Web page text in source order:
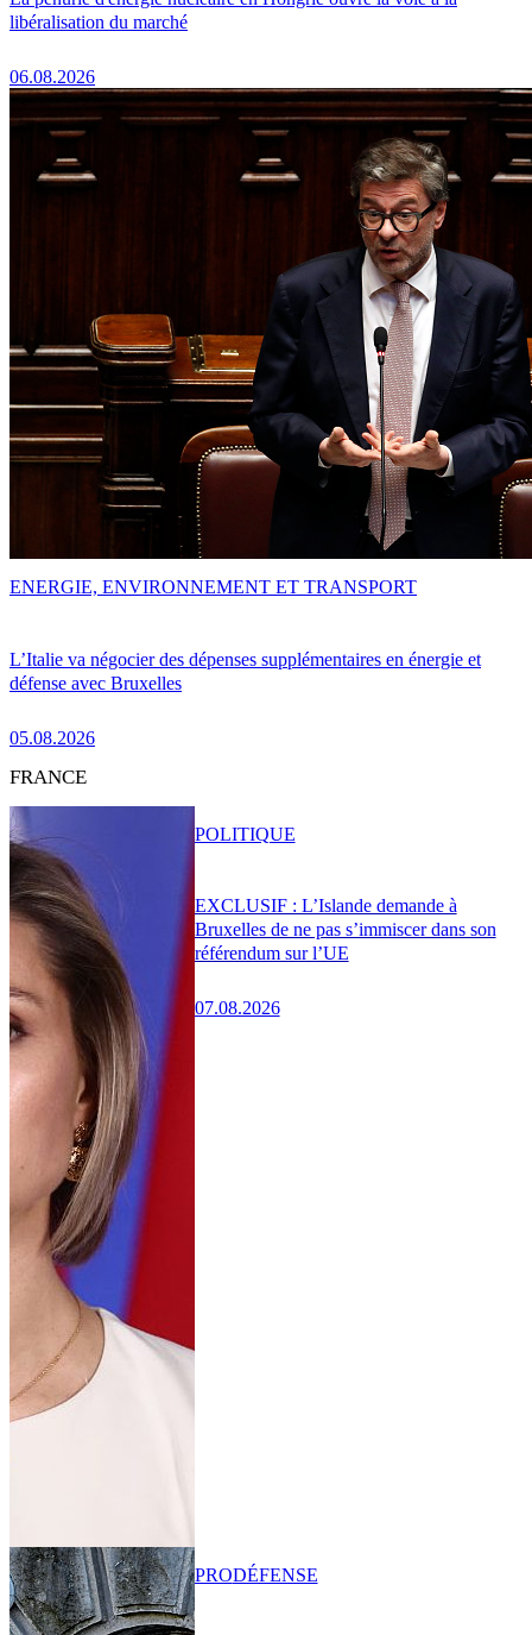
libéralisation du marché
06.08.2026
L’Italie va négocier des dépenses supplémentaires en énergie et
défense avec Bruxelles
05.08.2026
ENERGIE, ENVIRONNEMENT ET TRANSPORT
FRANCE
EXCLUSIF : L’Islande demande à
Bruxelles de ne pas s’immiscer dans son
référendum sur l’UE
07.08.2026
POLITIQUE
PRODÉFENSE